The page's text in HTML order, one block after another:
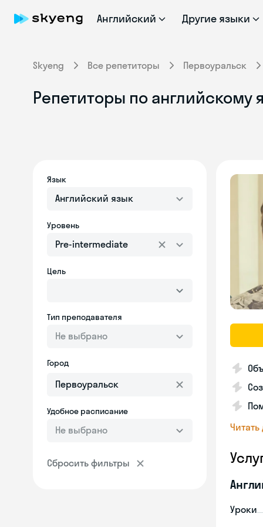
Английский Другие языки
Skyeng Все репетиторы Первоуральск
Репетиторы по английскому
Язык
Английский язык
Уровень
Pre-intermediate
Цель
Тип преподавателя
Не выбрано
Город
Удобное расписание
Не выбрано
Сбросить фильтры
Уроки